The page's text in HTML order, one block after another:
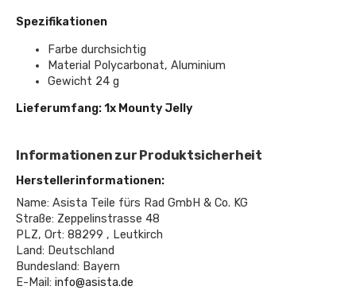
Spezifikationen
Farbe durchsichtig
Material Polycarbonat, Aluminium
Gewicht 24 g
Lieferumfang: 1x Mounty Jelly
Informationen zur Produktsicherheit
Herstellerinformationen:
Name: Asista Teile fürs Rad GmbH & Co. KG
Straße: Zeppelinstrasse 48
PLZ, Ort: 88299 , Leutkirch
Land: Deutschland
Bundesland: Bayern
E-Mail: info@asista.de